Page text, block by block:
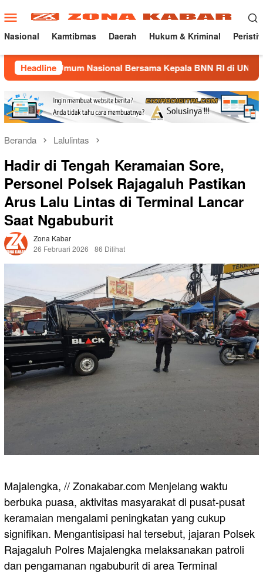
ke
konten
Menu
Mobile
Nasional Kamtibmas Daerah Hukum & Kriminal
Headline
Nasional Bersama Kepala BNN RI di UNMA
Beranda Lalulintas
Hadir di Tengah Keramaian Sore,
Personel Polsek Rajagaluh Pastikan
Arus Lalu Lintas di Terminal Lancar
Saat Ngabuburit
Zona Kabar
26 Februari 2026
86 Dilihat
Majalengka, // Zonakabar.com Menjelang waktu
berbuka puasa, aktivitas masyarakat di pusat-pusat
keramaian mengalami peningkatan yang cukup
signifikan. Mengantisipasi hal tersebut, jajaran Polsek
Rajagaluh Polres Majalengka melaksanakan patroli
dan pengamanan ngabuburit di area Terminal